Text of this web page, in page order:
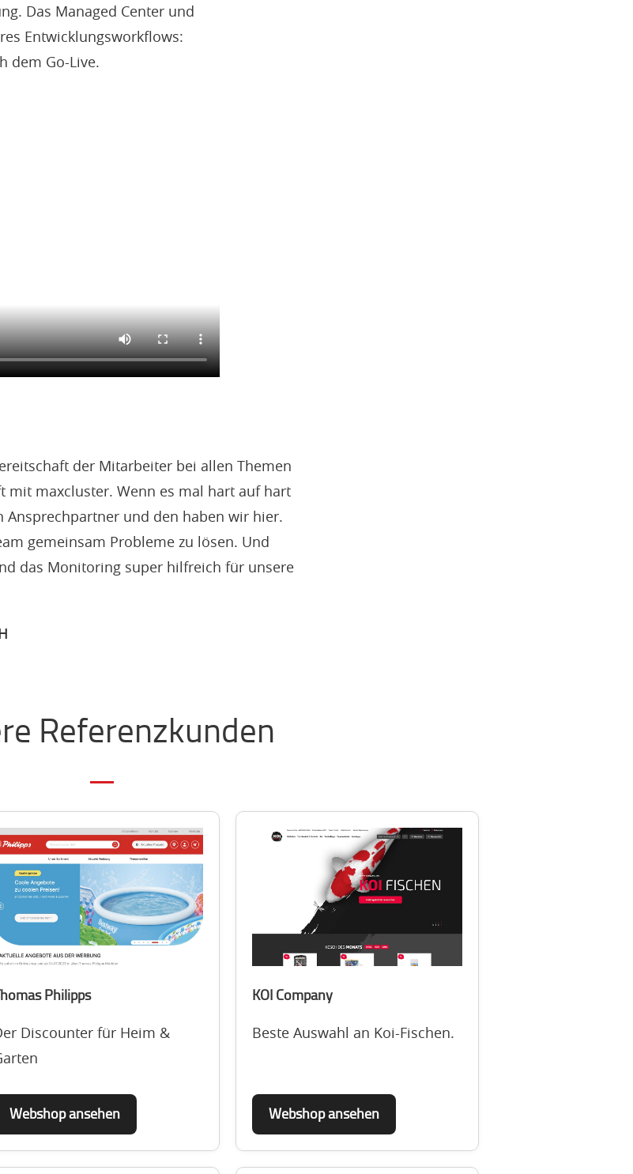
Das Managed Center und
Entwicklungsworkflows:
dem Go-Live.
der Mitarbeiter bei allen Themen
mit maxcluster. Wenn es mal hart auf hart
und den haben wir hier.
gemeinsam Probleme zu lösen. Und
das Monitoring super hilfreich für unsere
Referenzkunden
Philipps
Discounter für Heim &
Webshop ansehen
KOI Company
Beste Auswahl an Koi-Fischen.
Webshop ansehen